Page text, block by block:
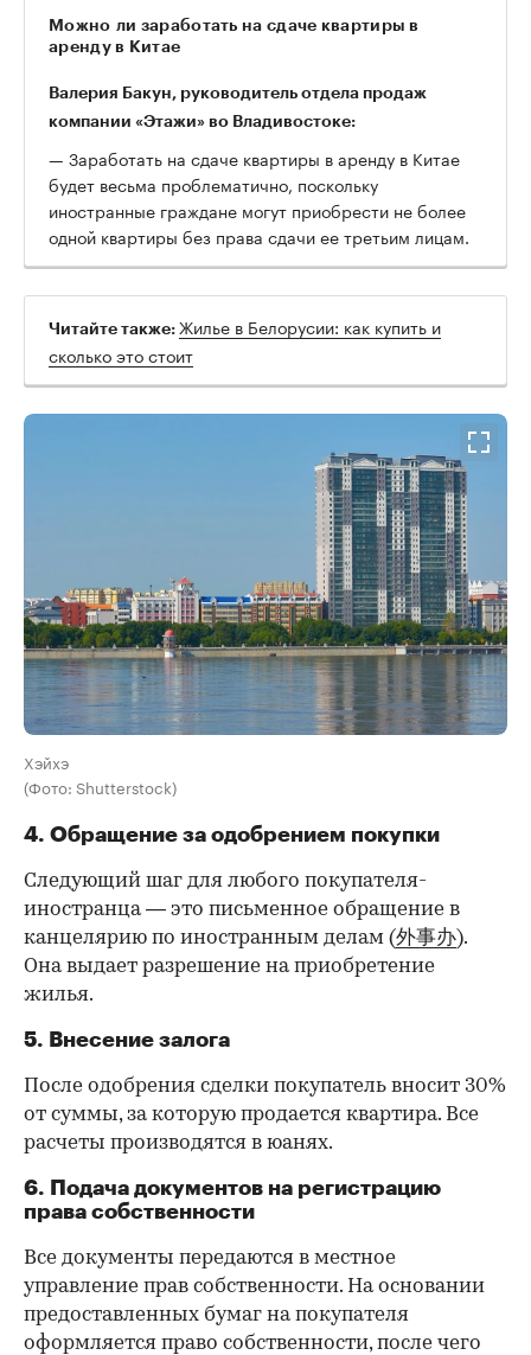
Можно ли заработать на сдаче квартиры в
аренду в Китае
Валерия Бакун, руководитель отдела продаж
компании «Этажи» во Владивостоке:
— Заработать на сдаче квартиры в аренду в Китае
будет весьма проблематично, поскольку
иностранные граждане могут приобрести не более
одной квартиры без права сдачи ее третьим лицам.
Читайте также: Жилье в Белорусии: как купить и
сколько это стоит
Хэйхэ
(Фото: Shutterstock)
4. Обращение за одобрением покупки
Следующий шаг для любого покупателя-
иностранца — это письменное обращение в
канцелярию по иностранным делам (外事办).
Она выдает разрешение на приобретение
жилья.
5. Внесение залога
После одобрения сделки покупатель вносит 30%
от суммы, за которую продается квартира. Все
расчеты производятся в юанях.
6. Подача документов на регистрацию
права собственности
Все документы передаются в местное
управление прав собственности. На основании
предоставленных бумаг на покупателя
оформляется право собственности, после чего